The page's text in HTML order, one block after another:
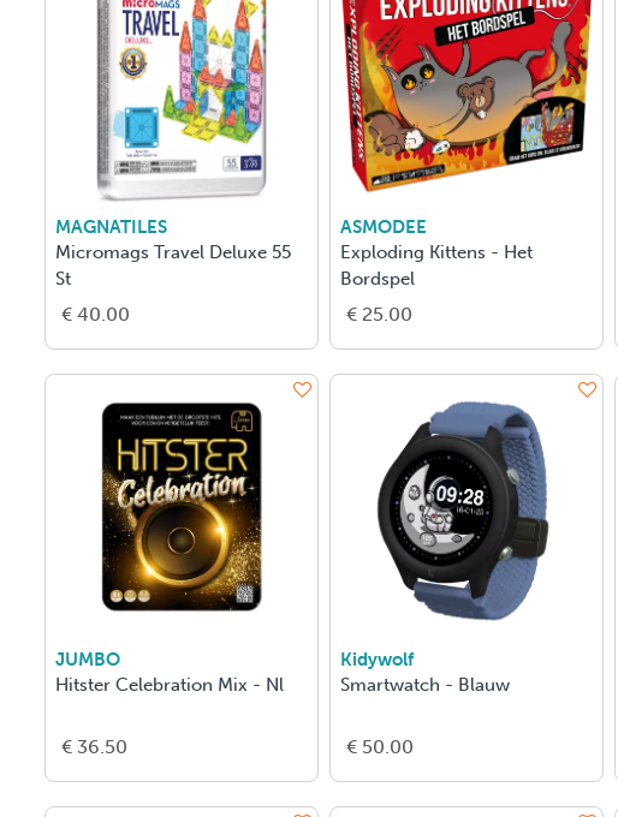
MAGNATILES
Micromags Travel Deluxe 55
St
€ 40.00
ASMODEE
Exploding Kittens - Het
Bordspel
€ 25.00
JUMBO
Hitster Celebration Mix - Nl
€ 36.50
Kidywolf
Smartwatch - Blauw
€ 50.00